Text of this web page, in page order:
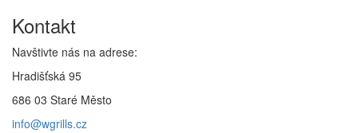
Kontakt
Navštivte nás na adrese:
Hradišťská 95
686 03 Staré Město
info@wgrills.cz